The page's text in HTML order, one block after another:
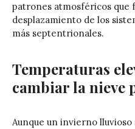
patrones atmosféricos que
desplazamiento de los
más septentrionales.
Temperaturas
cambiar la nieve
Aunque un invierno